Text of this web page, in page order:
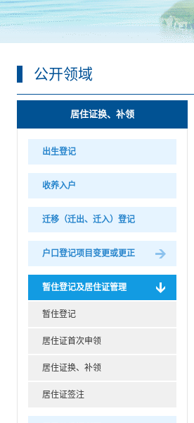
公开领域
居住证换、补领
出生登记
收养入户
迁移（迁出、迁入）登记
户口登记项目变更或更正
暂住登记及居住证管理
暂住登记
居住证首次申领
居住证换、补领
居住证签注